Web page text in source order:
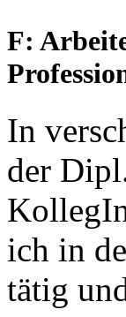
F:
In
der
ich in
tätig